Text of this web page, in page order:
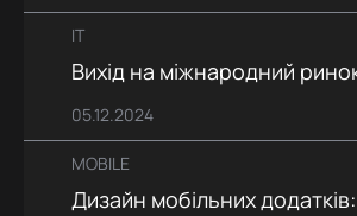
IT
Вихід на міжнародний
05.12.2024
MOBILE
Дизайн мобільних